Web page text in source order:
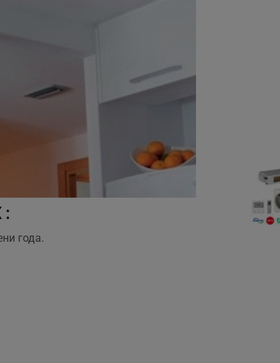
:
года.